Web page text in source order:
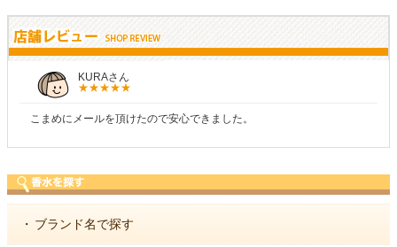
しらすさん
商品が早く届いたのでよかったです。また利用させてもらいます！
・ ブランド名で探す